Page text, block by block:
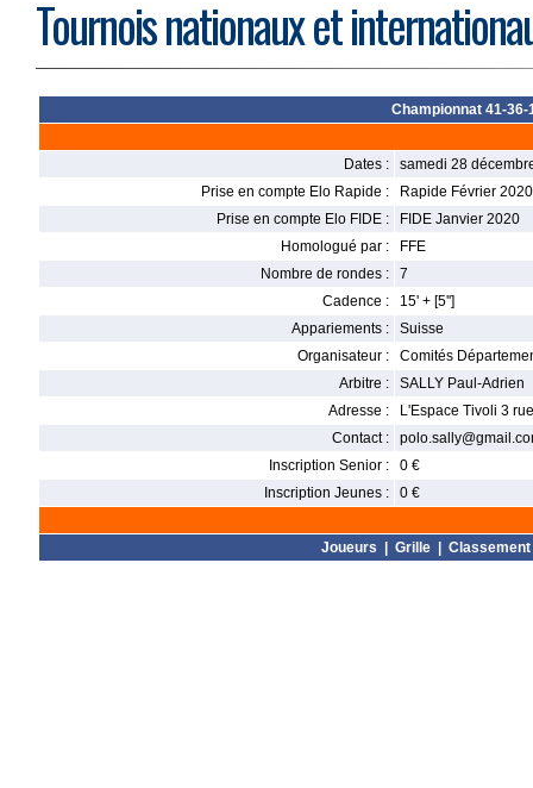
Tournois nationaux et
Championnat 41-
Dates :
samedi 28
Prise en compte Elo Rapide :
Rapide Février 2020
Prise en compte Elo FIDE :
FIDE Janvier 2020
Homologué par :
FFE
Nombre de rondes :
7
Cadence :
15' + [5'']
Appariements :
Suisse
Organisateur :
Comités
Arbitre :
SALLY Paul-Adrien
Adresse :
L'Espace Tivoli 3
Contact :
Inscription Senior :
0 €
Inscription Jeunes :
0 €
Joueurs Grille Classement